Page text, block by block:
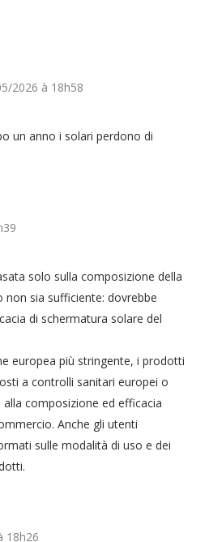
2026 à 18h58
un anno i solari perdono di
solo sulla composizione della
sia sufficiente: dovrebbe
di schermatura solare del
europea più stringente, i prodotti
a controlli sanitari europei o
composizione ed efficacia
Anche gli utenti
sulle modalità di uso e dei
18h26